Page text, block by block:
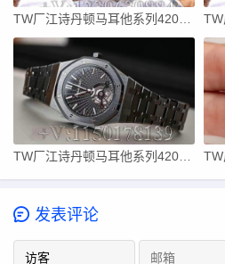
发表评论